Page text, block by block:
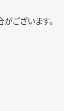
ございます。